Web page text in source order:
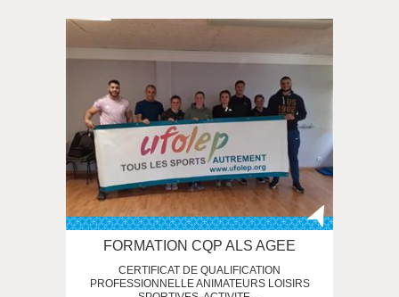
FORMATION CQP ALS AGEE
CERTIFICAT DE QUALIFICATION
PROFESSIONNELLE ANIMATEURS LOISIRS